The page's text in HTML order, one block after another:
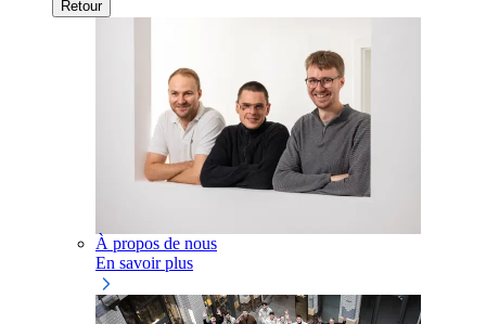
Retour
À propos de nous
En savoir plus